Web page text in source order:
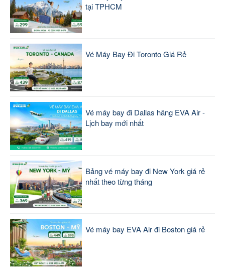
tại TPHCM
Vé Máy Bay Đi Toronto Giá Rẻ
Vé máy bay đi Dallas hãng EVA Air -
Lịch bay mới nhất
Bảng vé máy bay đi New York giá rẻ
nhất theo từng tháng
Vé máy bay EVA Air đi Boston giá rẻ